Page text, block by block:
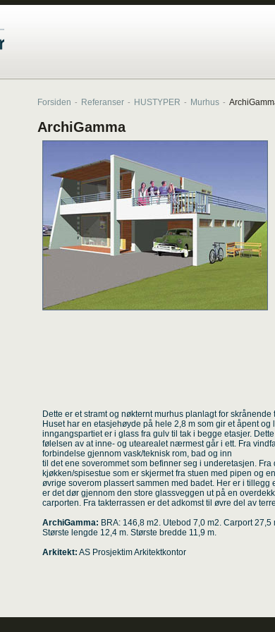
Forsiden - Referanser - HUSTYPER - Murhus -
ArchiGamma
Dette er et stramt og nøkternt murhus planlagt for skrånende
Huset har en etasjehøyde på hele 2,8 m som gir et åpent
inngangspartiet er i glass fra gulv til tak i begge etasjer.
følelsen av at inne- og utearealet nærmest går i ett. Fra
forbindelse gjennom vask/teknisk rom, bad og inn
til det ene soverommet som befinner seg i underetasjen. Fra
kjøkken/spisestue som er skjermet fra stuen med pipen og
øvrige soverom plassert sammen med badet. Her er i tillegg
er det dør gjennom den store glassveggen ut på en
carporten. Fra takterrassen er det adkomst til øvre del av
ArchiGamma: BRA: 146,8 m2. Utebod 7,0 m2. Carport 27,5
Største lengde 12,4 m. Største bredde 11,9 m.
Arkitekt: AS Prosjektim Arkitektkontor